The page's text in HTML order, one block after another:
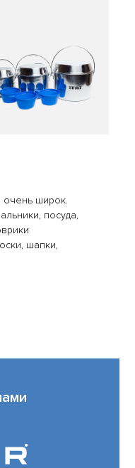
очень широк.
посуда,
шапки,
03.12.19